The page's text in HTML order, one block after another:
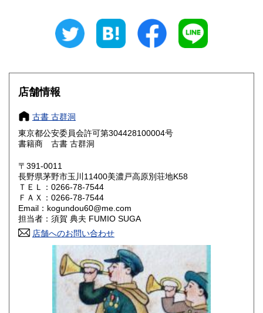
210円 長野県
大阪府 210円 兵庫県
鳥取県 210円 島根県
岡山県 210円
山口県 210円
210円
210円 福岡県
210円 長崎県
店舗情報
古書 古群洞
東京都公安委員会許可第304428100004号
書籍商 古書 古群洞
〒391-0011
長野県茅野市玉川11400美濃戸高原別荘地K58
ＴＥＬ：0266-78-7544
ＦＡＸ：0266-78-7544
Email：kogundou60@me.com
担当者：須賀 典夫 FUMIO SUGA
店舗へのお問い合わせ